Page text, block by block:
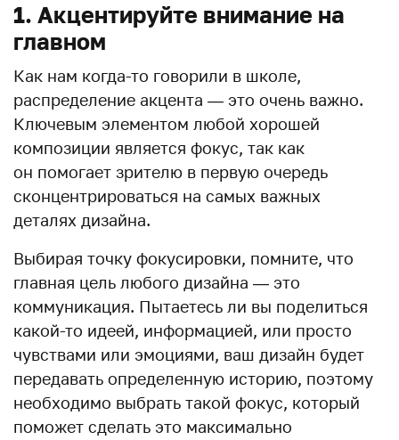
1. Акцентируйте внимание на
главном
Как нам когда-то говорили в школе,
распределение акцента — это очень важно.
Ключевым элементом любой хорошей
композиции является фокус, так как
он помогает зрителю в первую очередь
сконцентрироваться на самых важных
деталях дизайна.
Выбирая точку фокусировки, помните, что
главная цель любого дизайна — это
коммуникация. Пытаетесь ли вы поделиться
какой-то идеей, информацией, или просто
чувствами или эмоциями, ваш дизайн будет
передавать определенную историю, поэтому
необходимо выбрать такой фокус, который
поможет сделать это максимально